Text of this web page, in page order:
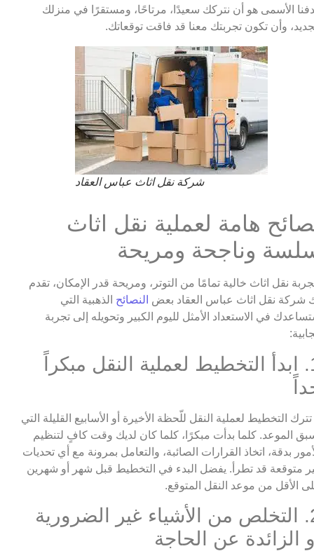
الأسمى هو أن نتركك سعيدًا، مرتاحًا، ومستقرًا في منزلك
وأن تكون تجربتك معنا قد فاقت توقعاتك.
شركة نقل اثاث عباس العقاد
هامة لعملية نقل اثاث
وناجحة ومريحة
نقل اثاث خالية تمامًا من التوتر، ومريحة قدر الإمكان، تقدم
شركة نقل اثاث عباس العقاد بعض النصائح الذهبية التي
في الاستعداد الأمثل لليوم الكبير وتحويله إلى تجربة
1. ابدأ التخطيط لعملية النقل مبكراً
تترك التخطيط لعملية النقل للّحظة الأخيرة أو الأسابيع القليلة التي
الموعد. كلما بدأت مبكرًا، كلما كان لديك وقت كافٍ لتنظيم
بدقة، اتخاذ القرارات الصائبة، والتعامل بمرونة مع أي تحديات
متوقعة قد تطرأ. يفضل البدء في التخطيط قبل شهر أو شهرين
الأقل من موعد النقل المتوقع.
2. التخلص من الأشياء غير الضرورية
الزائدة عن الحاجة